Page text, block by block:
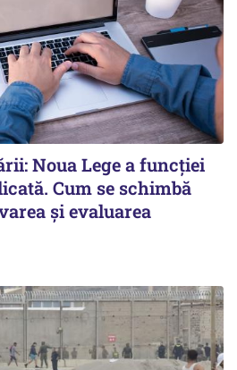
Noua Lege a funcției
Cum se schimbă
și evaluarea